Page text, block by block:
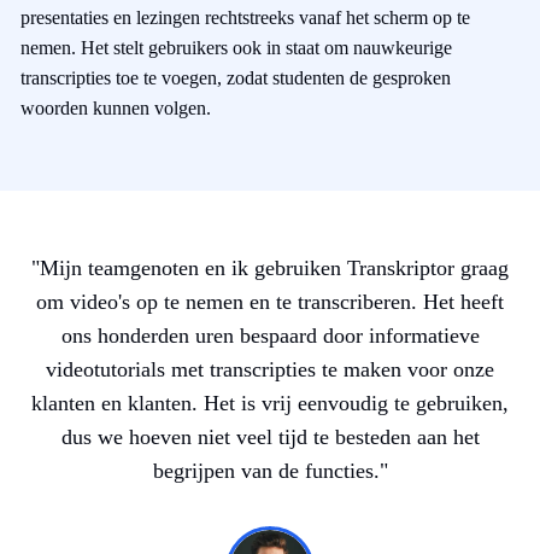
presentaties en lezingen rechtstreeks vanaf het scherm op te
nemen. Het stelt gebruikers ook in staat om nauwkeurige
transcripties toe te voegen, zodat studenten de gesproken
woorden kunnen volgen.
"Mijn teamgenoten en ik gebruiken Transkriptor graag
om video's op te nemen en te transcriberen. Het heeft
ons honderden uren bespaard door informatieve
videotutorials met transcripties te maken voor onze
klanten en klanten. Het is vrij eenvoudig te gebruiken,
dus we hoeven niet veel tijd te besteden aan het
begrijpen van de functies."